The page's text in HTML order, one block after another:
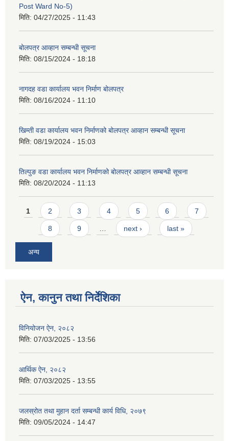
Post Ward No-5)
मिति: 04/27/2025 - 11:43
बोलपत्र आव्हान सम्बन्धी सूचना
मिति: 08/15/2024 - 18:18
नागदह वडा कार्यालय भवन निर्माण बोलपत्र
मिति: 08/16/2024 - 11:10
खिम्ती वडा कार्यालय भवन निर्माणको बोलपत्र आव्हान सम्बन्धी सूचना
मिति: 08/19/2024 - 15:03
तिल्पुङ वडा कार्यालय भवन निर्माणको बोलपत्र आव्हान सम्बन्धी सूचना
मिति: 08/20/2024 - 11:13
Pages
1 2 3 4 5 6 7
8 9 next › last »
अन्य
ऐन, कानुन तथा निर्देशिका
विनियोजन ऐन, २०८२
मिति: 07/03/2025 - 13:56
आर्थिक ऐन, २०८२
मिति: 07/03/2025 - 13:55
जलस्रोत तथा मुहान दर्ता सम्बन्धी कार्य विधि, २०७९
मिति: 09/05/2024 - 14:47